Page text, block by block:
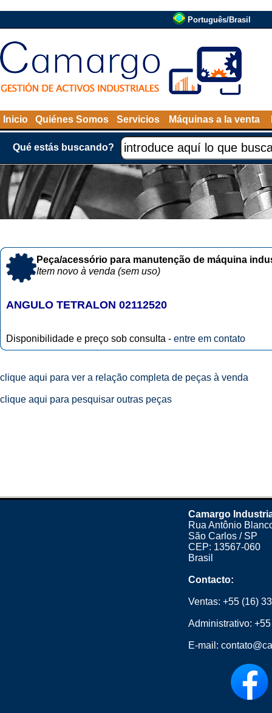
Português/Brasil
Inicio Quiénes Somos Servicios Máquinas a la venta
Qué estás buscando?
Peça/acessório para manutenção de máquina
Item novo à venda (sem uso)
ANGULO TETRALON 02112520
Disponibilidade e preço sob consulta - entre em contato
clique aqui para ver a relação completa de peças à venda
clique aqui para pesquisar outras peças
Camargo
Rua Antônio
São Carlos / SP
CEP: 13567-060
Brasil
Contacto:
Ventas: +55 (16)
Administrativo:
E-mail: